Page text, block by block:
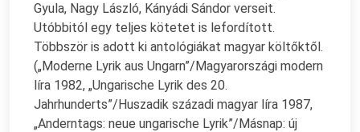
Gyula, Nagy László, Kányádi Sándor verseit.
Utóbbitól egy teljes kötetet is lefordított.
Többször is adott ki antológiákat magyar költőktől.
(„Moderne Lyrik aus Ungarn”/Magyarországi modern
líra 1982, „Ungarische Lyrik des 20.
Jahrhunderts”/Huszadik századi magyar líra 1987,
„Anderntags: neue ungarische Lyrik”/Másnap: új